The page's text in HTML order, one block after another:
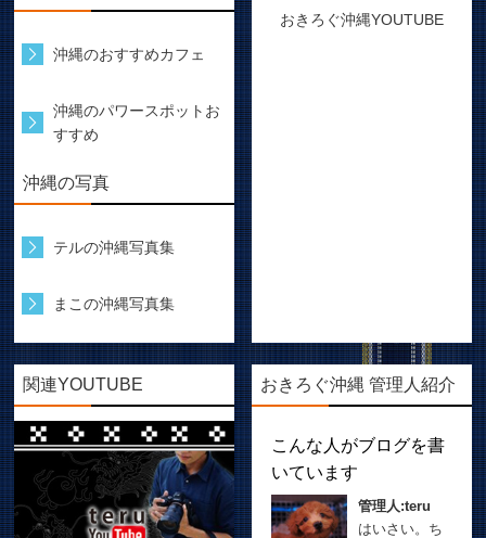
沖縄のおすすめカフェ
沖縄のパワースポットお
すすめ
沖縄の写真
テルの沖縄写真集
まこの沖縄写真集
おきろぐ沖縄YOUTUBE
関連YOUTUBE おきろぐ沖縄 管理人紹介
こんな人がブログを書
いています
管理人:teru
はいさい。ち